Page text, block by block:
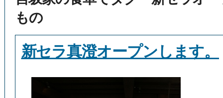
もの
新セラ真澄オープンします。